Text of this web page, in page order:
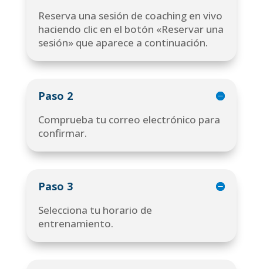
Reserva una sesión de coaching en vivo
haciendo clic en el botón «Reservar una
sesión» que aparece a continuación.
Paso 2
Comprueba tu correo electrónico para
confirmar.
Paso 3
Selecciona tu horario de
entrenamiento.